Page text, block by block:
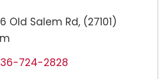
Old Salem Rd, (27101)
724-2828